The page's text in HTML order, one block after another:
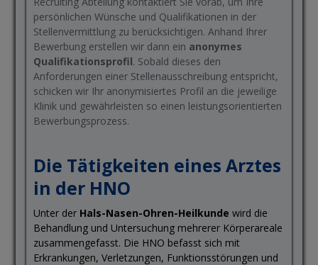
persönlichen Wünsche und Qualifikationen in der
Stellenvermittlung zu berücksichtigen. Anhand Ihrer
Bewerbung erstellen wir dann ein anonymes
Qualifikationsprofil. Sobald dieses den
Anforderungen einer Stellenausschreibung entspricht,
schicken wir Ihr anonymisiertes Profil an die jeweilige
Klinik und gewährleisten so einen leistungsorientierten
Bewerbungsprozess.
Die Tätigkeiten eines Arztes
in der HNO
Unter der Hals-Nasen-Ohren-Heilkunde wird die
Behandlung und Untersuchung mehrerer Körperareale
zusammengefasst. Die HNO befasst sich mit
Erkrankungen, Verletzungen, Funktionsstörungen und